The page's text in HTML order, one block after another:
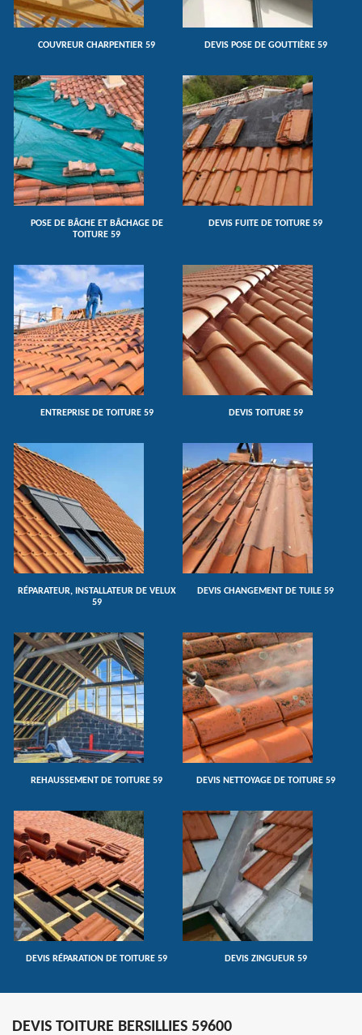
COUVREUR CHARPENTIER 59 DEVIS POSE DE GOUTTIÈRE 59
POSE DE BÂCHE ET BÂCHAGE DE
TOITURE 59
DEVIS FUITE DE TOITURE 59
ENTREPRISE DE TOITURE 59 DEVIS TOITURE 59
RÉPARATEUR, INSTALLATEUR DE VELUX
59
DEVIS CHANGEMENT DE TUILE 59
REHAUSSEMENT DE TOITURE 59 DEVIS NETTOYAGE DE TOITURE 59
DEVIS RÉPARATION DE TOITURE 59 DEVIS ZINGUEUR 59
DEVIS TOITURE BERSILLIES 59600